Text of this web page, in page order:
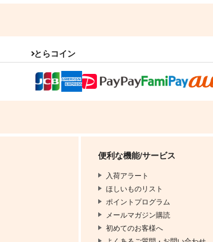
とらコイン
便利な機能/サービス
入荷アラート
ほしいものリスト
ポイントプログラム
メールマガジン購読
初めてのお客様へ